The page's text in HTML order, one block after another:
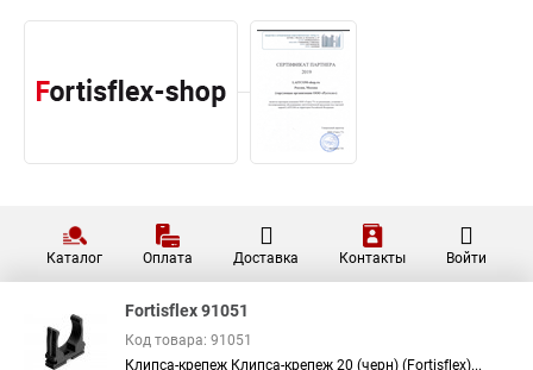
Каталог Оплата Доставка Контакты Войти
Fortisflex 91051
Код товара: 91051
Клипса-крепеж Клипса-крепеж 20 (черн) (Fortisflex)...